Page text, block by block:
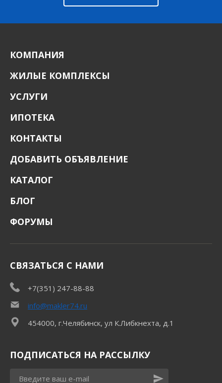
КОМПАНИЯ
ЖИЛЫЕ КОМПЛЕКСЫ
УСЛУГИ
ИПОТЕКА
КОНТАКТЫ
ДОБАВИТЬ ОБЪЯВЛЕНИЕ
КАТАЛОГ
БЛОГ
ФОРУМЫ
СВЯЗАТЬСЯ С НАМИ
+7(351) 247-88-88
info@makler74.ru
454000, г.Челябинск, ул К.Либкнехта, д.1
ПОДПИСАТЬСЯ НА РАССЫЛКУ